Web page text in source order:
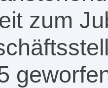
zum